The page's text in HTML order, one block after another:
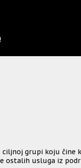
grupi koju čine
ostalih usluga iz